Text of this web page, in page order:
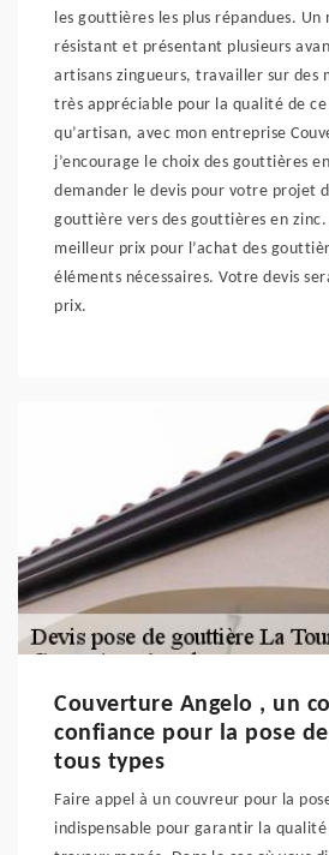
les gouttières les plus répandues.
résistant et présentant plusieurs
artisans zingueurs, travailler sur des
très appréciable pour la qualité de
qu’artisan, avec mon entreprise
j’encourage le choix des gouttières
demander le devis pour votre projet
gouttière vers des gouttières en zinc.
meilleur prix pour l’achat des
éléments nécessaires. Votre devis
prix.
Couverture Angelo , un
confiance pour la pose
tous types
Faire appel à un couvreur pour la
indispensable pour garantir la